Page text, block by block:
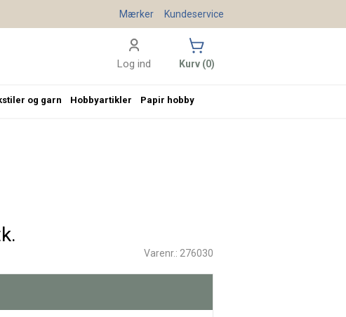
Varenr.: 276030
Kundeservice
Mærker
Log ind Kurv (0)
og garn Hobbyartikler Papir hobby